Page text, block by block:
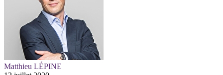
Matthieu LÉPINE